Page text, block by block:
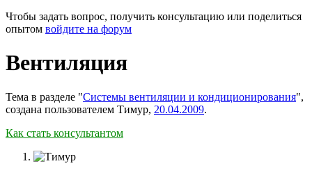
Чтобы задать вопрос, получить консультацию или поделиться
опытом войдите на форум
Вентиляция
Тема в разделе "Системы вентиляции и кондиционирования",
создана пользователем Тимур, 20.04.2009.
Как стать консультантом